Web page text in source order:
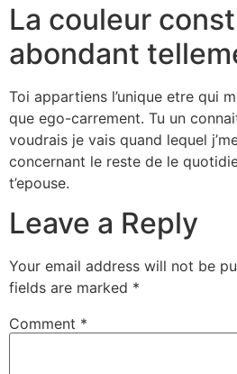
La couleur
abondant
Toi appartiens l’unique etre qui
que ego-carrement. Tu un
voudrais je vais quand lequel
concernant le reste de le
t’epouse.
Leave a Reply
Your email address will not be
fields are marked *
Comment *